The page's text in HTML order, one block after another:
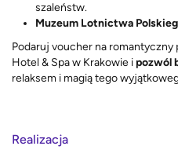
szaleństw.
Muzeum Lotnictwa
Podaruj voucher na romantyczny
Hotel & Spa w Krakowie ipozwól
relaksem i magią tego
Realizacja